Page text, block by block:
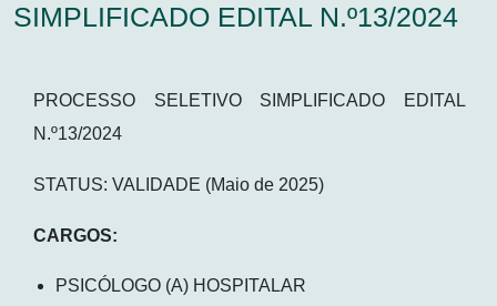
SIMPLIFICADO EDITAL N.º13/2024
PROCESSO SELETIVO SIMPLIFICADO EDITAL
N.º13/2024
STATUS: VALIDADE (Maio de 2025)
CARGOS:
PSICÓLOGO (A) HOSPITALAR